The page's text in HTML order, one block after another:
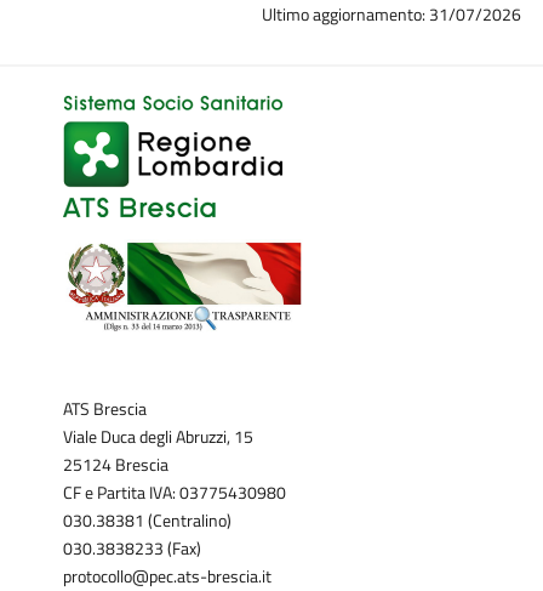
Ultimo aggiornamento: 31/07/2026
ATS Brescia
Viale Duca degli Abruzzi, 15
25124 Brescia
CF e Partita IVA: 03775430980
030.38381 (Centralino)
030.3838233 (Fax)
protocollo@pec.ats-brescia.it